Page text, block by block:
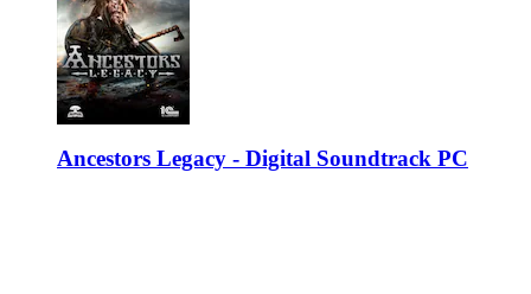
Ancestors Legacy - Digital Soundtrack PC